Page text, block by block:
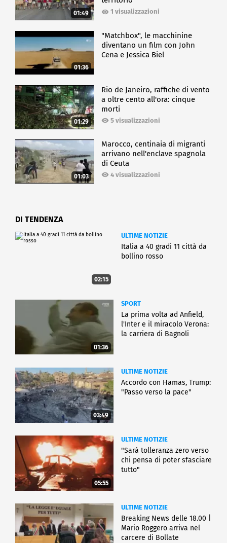
01:49 1 visualizzazioni
01:36
"Matchbox", le macchinine
diventano un film con John
Cena e Jessica Biel
01:29
Rio de Janeiro, raffiche di vento
a oltre cento all'ora: cinque
morti
5 visualizzazioni
01:03
Marocco, centinaia di migranti
arrivano nell'enclave spagnola
di Ceuta
4 visualizzazioni
DI TENDENZA
02:15
ULTIME NOTIZIE
Italia a 40 gradi 11 città da
bollino rosso
01:36
SPORT
La prima volta ad Anfield,
l'Inter e il miracolo Verona:
la carriera di Bagnoli
03:49
ULTIME NOTIZIE
Accordo con Hamas, Trump:
"Passo verso la pace"
05:55
ULTIME NOTIZIE
"Sarà tolleranza zero verso
chi pensa di poter sfasciare
tutto"
ULTIME NOTIZIE
Breaking News delle 18.00 |
Mario Roggero arriva nel
carcere di Bollate